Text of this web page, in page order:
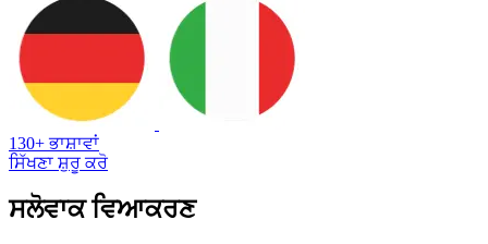
130+ ਭਾਸ਼ਾਵਾਂ
ਸਿੱਖਣਾ ਸ਼ੁਰੂ ਕਰੋ
ਸਲੋਵਾਕ ਵਿਆਕਰਣ